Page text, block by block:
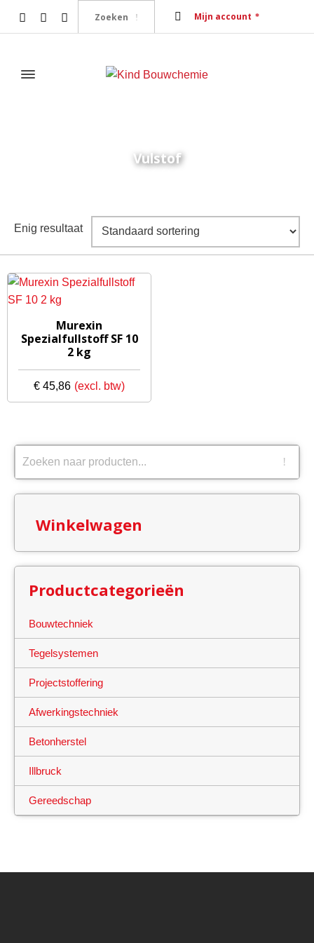
Mijn account
Vulstof
Enig resultaat
Murexin
Spezialfullstoff SF 10
2 kg
€ 45,86
Winkelwagen
Productcategorieën
Bouwtechniek
Tegelsystemen
Projectstoffering
Afwerkingstechniek
Betonherstel
Illbruck
Gereedschap